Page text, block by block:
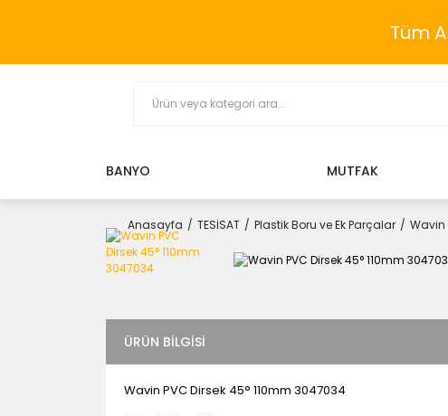
Tüm
BANYO MUTFAK
Anasayfa TESİSAT Plastik Boru ve Ek Parçalar Wavin
ÜRÜN BILGISI
Wavin PVC Dirsek 45° 110mm 3047034